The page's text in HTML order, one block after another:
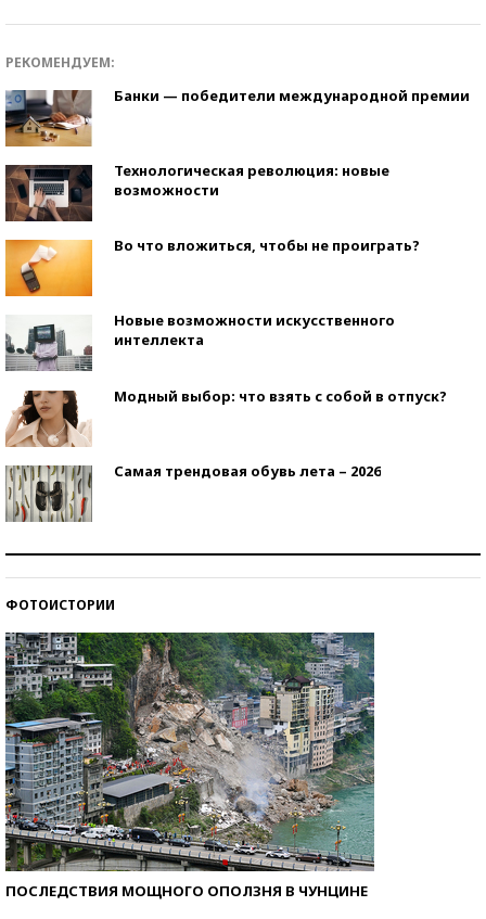
РЕКОМЕНДУЕМ:
Банки — победители международной премии
Технологическая революция: новые
возможности
Во что вложиться, чтобы не проиграть?
Новые возможности искусственного
интеллекта
Модный выбор: что взять с собой в отпуск?
Самая трендовая обувь лета – 2026
ФОТОИСТОРИИ
ПОСЛЕДСТВИЯ МОЩНОГО ОПОЛЗНЯ В ЧУНЦИНЕ